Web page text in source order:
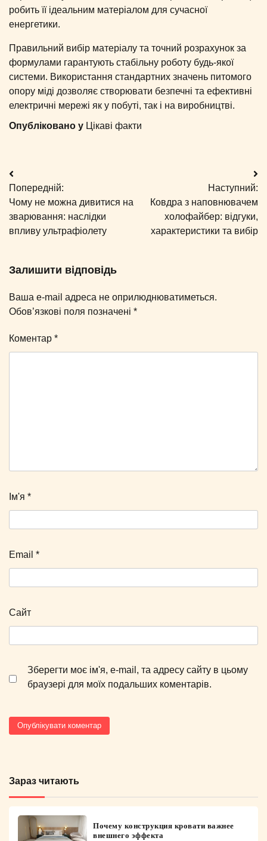
робить її ідеальним матеріалом для сучасної
енергетики.
Правильний вибір матеріалу та точний розрахунок за
формулами гарантують стабільну роботу будь-якої
системи. Використання стандартних значень питомого
опору міді дозволяє створювати безпечні та ефективні
електричні мережі як у побуті, так і на виробництві.
Опубліковано у Цікаві факти
Навігація
записів
Попередній:
Чому не можна дивитися на
зварювання: наслідки
впливу ультрафіолету
Наступний:
Ковдра з наповнювачем
холофайбер: відгуки,
характеристики та вибір
Залишити відповідь
Ваша e-mail адреса не оприлюднюватиметься.
Обов’язкові поля позначені *
Коментар *
Ім'я *
Email *
Сайт
Зберегти моє ім'я, e-mail, та адресу сайту в цьому
браузері для моїх подальших коментарів.
Зараз читають
Почему конструкция кровати важнее
внешнего эффекта